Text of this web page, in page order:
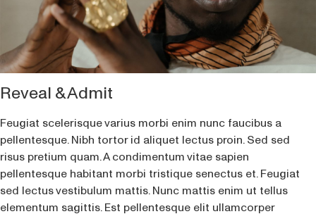
Reveal & Admit
Feugiat scelerisque varius morbi enim nunc faucibus a
pellentesque. Nibh tortor id aliquet lectus proin. Sed sed
risus pretium quam. A condimentum vitae sapien
pellentesque habitant morbi tristique senectus et. Feugiat
sed lectus vestibulum mattis. Nunc mattis enim ut tellus
elementum sagittis. Est pellentesque elit ullamcorper